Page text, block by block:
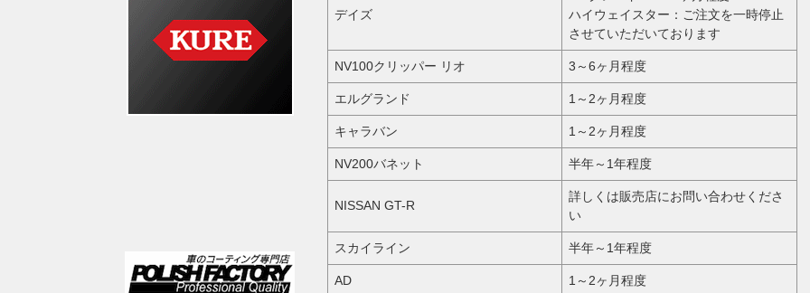
デイズ
ハイウェイスター：ご注文を一時停止
させていただいております
NV100クリッパー リオ 3～6ヶ月程度
エルグランド 1～2ヶ月程度
キャラバン 1～2ヶ月程度
NV200バネット 半年～1年程度
NISSAN GT-R
詳しくは販売店にお問い合わせくださ
い
スカイライン 半年～1年程度
AD 1～2ヶ月程度